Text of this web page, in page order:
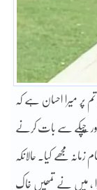
پر میرا احسان ہے کہ
چُپکے سے بات کرنے
مجھے کیا۔ حالانکہ
، میں نے تمھیں خاک